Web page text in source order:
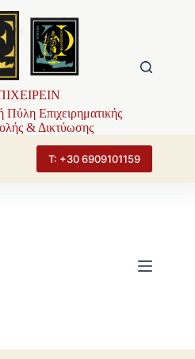
Επιχειρηματικής
& Δικτύωσης
Τ: +30 6909101159